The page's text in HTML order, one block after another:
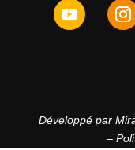
Développé par
–